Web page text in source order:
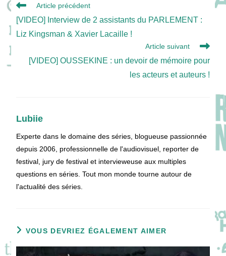
Read
articles
Article précédent
[VIDEO] Interview de 2 assistants du PARLEMENT :
Liz Kingsman & Xavier Lacaille !
Article suivant
[VIDEO] OUSSEKINE : un devoir de mémoire pour
les acteurs et auteurs !
Lubiie
Experte dans le domaine des séries, blogueuse passionnée
depuis 2006, professionnelle de l'audiovisuel, reporter de
festival, jury de festival et intervieweuse aux multiples
questions en séries. Tout mon monde tourne autour de
l'actualité des séries.
VOUS DEVRIEZ ÉGALEMENT AIMER